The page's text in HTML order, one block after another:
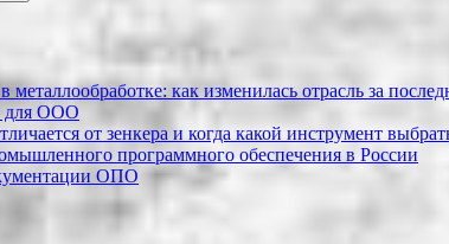
как изменилась отрасль за
для ООО
от зенкера и когда какой инструмент
программного обеспечения в России
ОПО